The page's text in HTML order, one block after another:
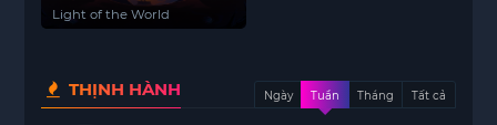
Light of the World
THỊNH HÀNH Ngày Tuần Tháng Tất cả